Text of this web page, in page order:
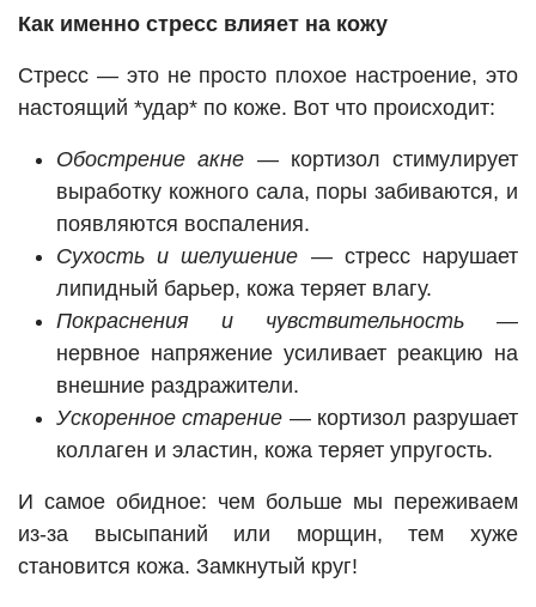
Как именно стресс влияет на кожу
Стресс — это не просто плохое настроение, это
настоящий *удар* по коже. Вот что происходит:
Обострение акне — кортизол стимулирует
выработку кожного сала, поры забиваются, и
появляются воспаления.
Сухость и шелушение — стресс нарушает
липидный барьер, кожа теряет влагу.
Покраснения и чувствительность —
нервное напряжение усиливает реакцию на
внешние раздражители.
Ускоренное старение — кортизол разрушает
коллаген и эластин, кожа теряет упругость.
И самое обидное: чем больше мы переживаем
из-за высыпаний или морщин, тем хуже
становится кожа. Замкнутый круг!